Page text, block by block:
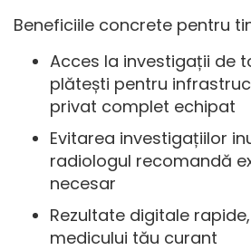
Beneficiile concrete pentru
Acces la investigații de
plătești pentru
privat complet echipat
Evitarea investigațiilor
radiologul recomandă
necesar
Rezultate digitale
medicului tău curant